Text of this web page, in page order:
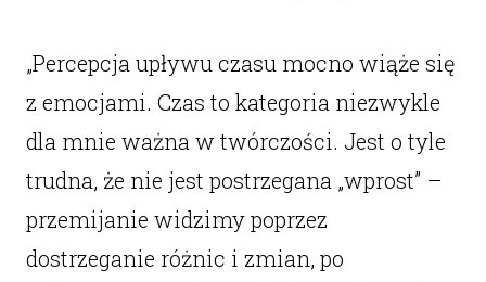
„Percepcja upływu czasu mocno wiąże się
z emocjami. Czas to kategoria niezwykle
dla mnie ważna w twórczości. Jest o tyle
trudna, że nie jest postrzegana „wprost” –
przemijanie widzimy poprzez
dostrzeganie różnic i zmian, po